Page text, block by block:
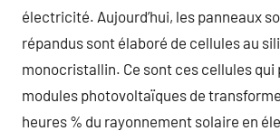
électricité. Aujourd’hui, les panneaux
répandus sont élaboré de cellules au
monocristallin. Ce sont ces cellules
modules photovoltaïques de
heures % du rayonnement solaire en